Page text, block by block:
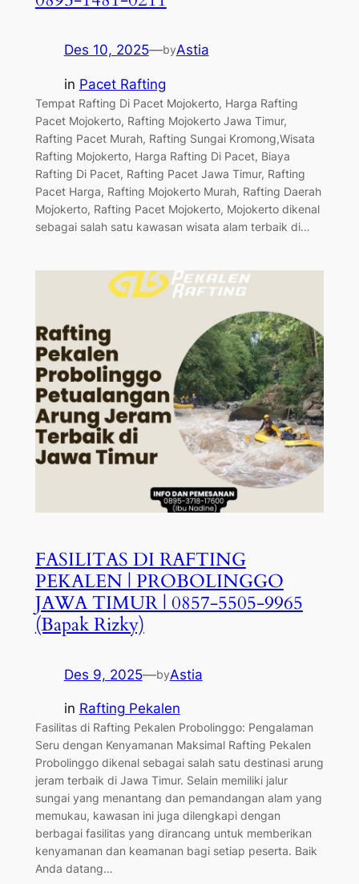
Des 10, 2025—byAstia
in Pacet Rafting
Tempat Rafting Di Pacet Mojokerto, Harga Rafting
Pacet Mojokerto, Rafting Mojokerto Jawa Timur,
Rafting Pacet Murah, Rafting Sungai Kromong,Wisata
Rafting Mojokerto, Harga Rafting Di Pacet, Biaya
Rafting Di Pacet, Rafting Pacet Jawa Timur, Rafting
Pacet Harga, Rafting Mojokerto Murah, Rafting Daerah
Mojokerto, Rafting Pacet Mojokerto, Mojokerto dikenal
sebagai salah satu kawasan wisata alam terbaik di…
FASILITAS DI RAFTING
PEKALEN | PROBOLINGGO
JAWA TIMUR | 0857-5505-9965
(Bapak Rizky)
Des 9, 2025—byAstia
in Rafting Pekalen
Fasilitas di Rafting Pekalen Probolinggo: Pengalaman
Seru dengan Kenyamanan Maksimal Rafting Pekalen
Probolinggo dikenal sebagai salah satu destinasi arung
jeram terbaik di Jawa Timur. Selain memiliki jalur
sungai yang menantang dan pemandangan alam yang
memukau, kawasan ini juga dilengkapi dengan
berbagai fasilitas yang dirancang untuk memberikan
kenyamanan dan keamanan bagi setiap peserta. Baik
Anda datang…